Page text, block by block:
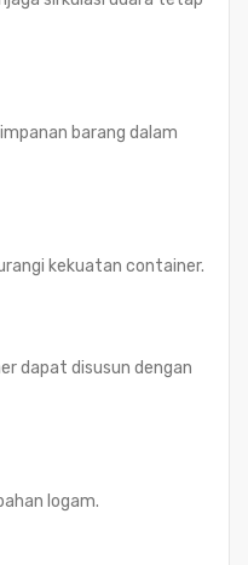
barang dalam
kekuatan container.
dapat disusun dengan
logam.